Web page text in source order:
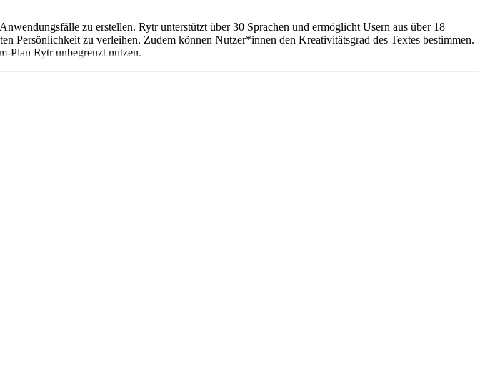
zu erstellen. Rytr unterstützt über 30 Sprachen und ermöglicht Usern aus über 18
Persönlichkeit zu verleihen. Zudem können Nutzer*innen den Kreativitätsgrad des Textes bestimmen.
Plan Rytr unbegrenzt nutzen.